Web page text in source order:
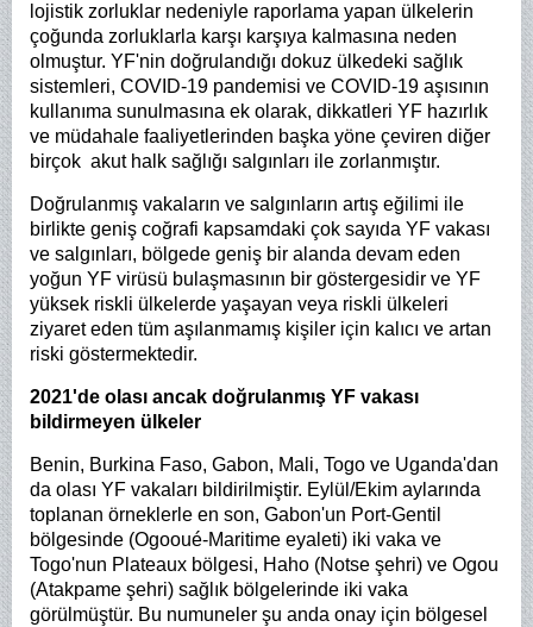
lojistik zorluklar nedeniyle raporlama yapan ülkelerin
çoğunda zorluklarla karşı karşıya kalmasına neden
olmuştur. YF'nin doğrulandığı dokuz ülkedeki sağlık
sistemleri, COVID-19 pandemisi ve COVID-19 aşısının
kullanıma sunulmasına ek olarak, dikkatleri YF hazırlık
ve müdahale faaliyetlerinden başka yöne çeviren diğer
birçok akut halk sağlığı salgınları ile zorlanmıştır.
Doğrulanmış vakaların ve salgınların artış eğilimi ile
birlikte geniş coğrafi kapsamdaki çok sayıda YF vakası
ve salgınları, bölgede geniş bir alanda devam eden
yoğun YF virüsü bulaşmasının bir göstergesidir ve YF
yüksek riskli ülkelerde yaşayan veya riskli ülkeleri
ziyaret eden tüm aşılanmamış kişiler için kalıcı ve artan
riski göstermektedir.
2021'de olası ancak doğrulanmış YF vakası
bildirmeyen ülkeler
Benin, Burkina Faso, Gabon, Mali, Togo ve Uganda'dan
da olası YF vakaları bildirilmiştir. Eylül/Ekim aylarında
toplanan örneklerle en son, Gabon'un Port-Gentil
bölgesinde (Ogooué-Maritime eyaleti) iki vaka ve
Togo'nun Plateaux bölgesi, Haho (Notse şehri) ve Ogou
(Atakpame şehri) sağlık bölgelerinde iki vaka
görülmüştür. Bu numuneler şu anda onay için bölgesel